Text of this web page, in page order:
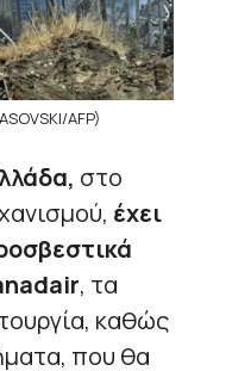
AFP)
στο
έχει
, τα
καθώς
που θα